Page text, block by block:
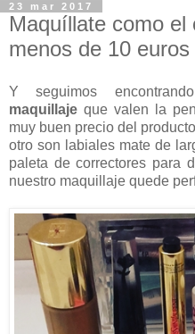
23 mar 2017
Maquíllate como el
menos de 10 euros
Y seguimos
maquillaje que valen la
muy buen precio del
otro son labiales mate de
paleta de correctores para
nuestro maquillaje quede